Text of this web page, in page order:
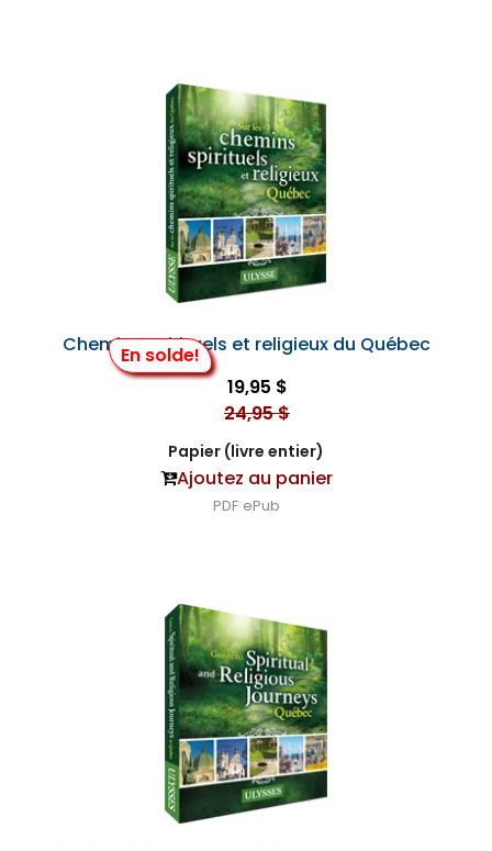
En solde!
Chemins spirituels et religieux du Québec
19,95 $
24,95 $
Papier (livre entier)
Ajoutez au panier
PDF ePub